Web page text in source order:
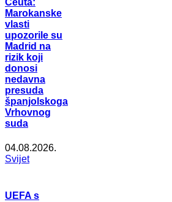
Ceuta:
Marokanske
vlasti
upozorile su
Madrid na
rizik koji
donosi
nedavna
presuda
španjolskoga
Vrhovnog
suda
04.08.2026.
Svijet
UEFA s